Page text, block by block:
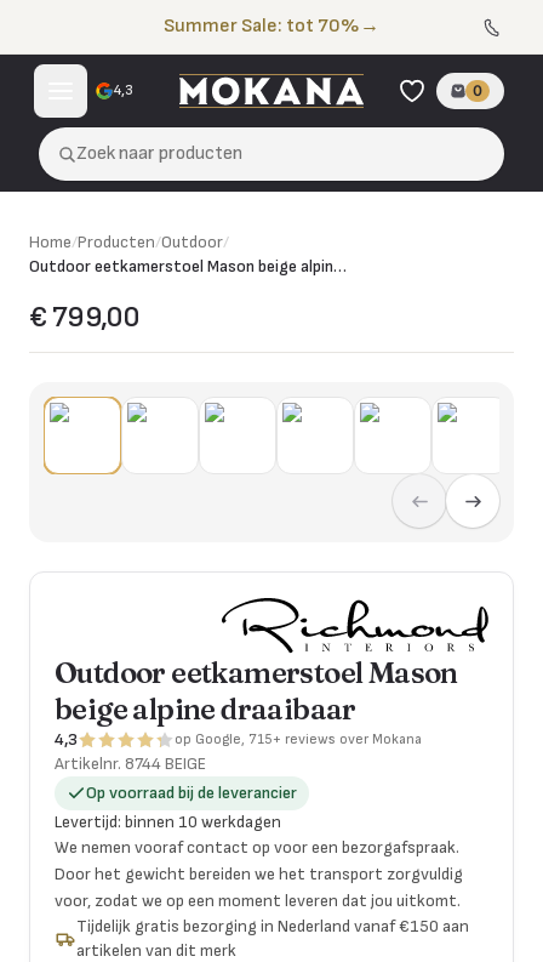
Summer Sale: tot 70% →
4,3 0
Zoek naar producten
Home/Producten/Outdoor/
Outdoor eetkamerstoel Mason beige alpine draaibaar
€ 799,00
Outdoor eetkamerstoel Mason
beige alpine draaibaar
4,3 op Google, 715+ reviews over Mokana
Artikelnr. 8744 BEIGE
Op voorraad bij de leverancier
Levertijd: binnen 10 werkdagen
We nemen vooraf contact op voor een bezorgafspraak.
Door het gewicht bereiden we het transport zorgvuldig
voor, zodat we op een moment leveren dat jou uitkomt.
Tijdelijk gratis bezorging in Nederland vanaf €150 aan
artikelen van dit merk